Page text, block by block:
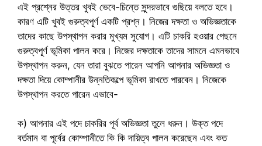
এই প্রশ্নের উত্তর খুবই ভেবে-চিন্তে সুন্দরভাবে গুছিয়ে বলতে হবে।
কারণ এটি খুবই গুরুত্বপূর্ণ একটি প্রশ্ন। নিজের দক্ষতা ও অভিজ্ঞতাকে
তাদের কাছে উপস্থাপন করার মুখ্যম সুযোগ। এটি চাকরি হওয়ার পেছনে
গুরুত্বপূর্ণ ভূমিকা পালন করে। নিজের দক্ষতাকে তাদের সামনে এমনভাবে
উপস্থাপন করুন, যেন তারা বুঝতে পারেন আপনি আপনার অভিজ্ঞতা ও
দক্ষতা দিয়ে কোম্পানীর উন্নতিকল্পে ভূমিকা রাখতে পারবেন। নিজেকে
উপস্থাপন করতে পারেন এভাবে-
ক) আপনার এই পদে চাকরির পূর্ব অভিজ্ঞতা তুলে ধরুন। উক্ত পদে
বর্তমান বা পূর্বের কোম্পানীতে কি কি দায়িত্ব পালন করেছেন এবং কত